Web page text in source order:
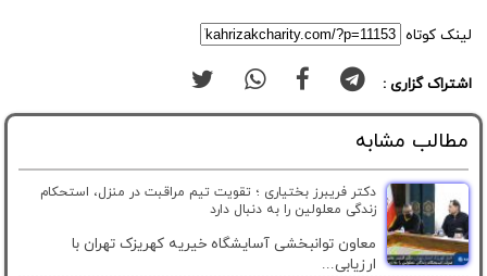
لینک کوتاه
اشتراک گزاری :
مطالب مشابه
دکتر فریبرز بختیاری ؛ تقویت تیم مراقبت در منزل، استحکام
زندگی معلولین را به دنبال دارد
معاون توانبخشی آسایشگاه خیریه کهریزک تهران با
ارزیابی...